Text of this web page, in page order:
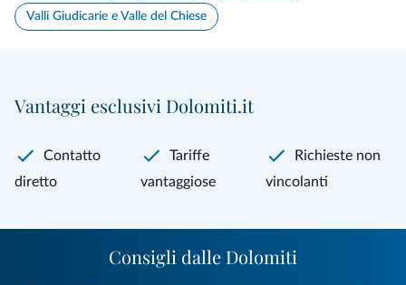
Valli Giudicarie e Valle del Chiese
Vantaggi esclusivi Dolomiti.it
Contatto
diretto
Tariffe
vantaggiose
Richieste non
vincolanti
Consigli dalle Dolomiti